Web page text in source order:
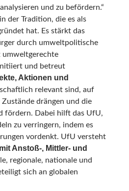
und zu befördern.“
der Tradition, die es als
hat. Es stärkt das
durch umweltpolitische
und betreut
Aktionen und
relevant sind, auf
drängen und die
fördern. Dabei hilft das UfU,
zu verringern, indem es
vordenkt. UfU versteht
Anstoß-, Mittler- und
regionale, nationale und
sich an globalen